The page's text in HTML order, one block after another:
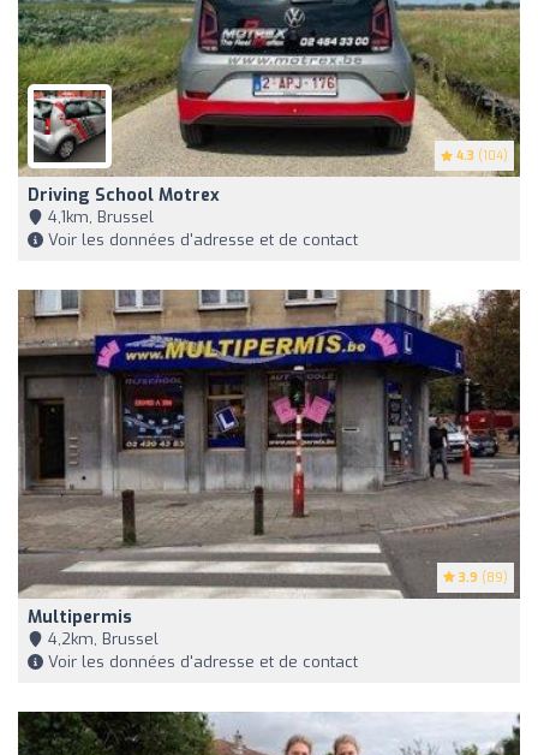
4.3 (104)
Driving School Motrex
4,1km, Brussel
Voir les données d'adresse et de contact
3.9 (89)
Multipermis
4,2km, Brussel
Voir les données d'adresse et de contact